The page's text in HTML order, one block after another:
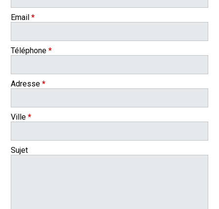
Email *
Téléphone *
Adresse *
Ville *
Sujet